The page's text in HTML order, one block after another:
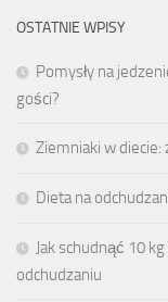
OSTATNIE WPISY
Pomysły na
gości?
Ziemniaki w diecie:
Dieta na
Jak schudnąć 10
odchudzaniu